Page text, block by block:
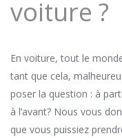
voiture ?
En voiture, tout le
tant que cela,
poser la question : à
à l’avant? Nous vous
que vous puissiez